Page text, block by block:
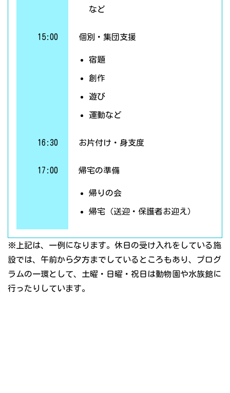
など
15:00 個別・集団支援
宿題
創作
遊び
運動など
16:30 お片付け・身支度
17:00 帰宅の準備
帰りの会
帰宅（送迎・保護者お迎え）
※上記は、一例になります。休日の受け入れをしている施
設では、午前から夕方までしているところもあり、プログ
ラムの一環として、土曜・日曜・祝日は動物園や水族館に
行ったりしています。